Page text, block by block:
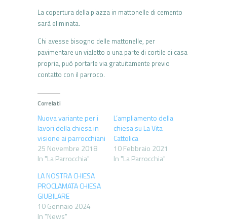
La copertura della piazza in mattonelle di cemento
sarà eliminata.
Chi avesse bisogno delle mattonelle, per
pavimentare un vialetto o una parte di cortile di casa
propria, può portarle via gratuitamente previo
contatto con il parroco.
Correlati
Nuova variante per i
lavori della chiesa in
visione ai parrocchiani
25 Novembre 2018
In "La Parrocchia"
L’ampliamento della
chiesa su La Vita
Cattolica
10 Febbraio 2021
In "La Parrocchia"
LA NOSTRA CHIESA
PROCLAMATA CHIESA
GIUBILARE
10 Gennaio 2024
In "News"